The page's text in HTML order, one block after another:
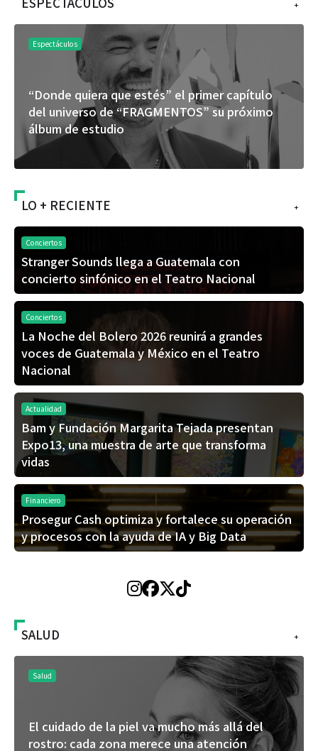
+
Espectáculos
“Donde quiera que estés” el primer capítulo
del universo de “FRAGMENTOS” su próximo
álbum de estudio
+
LO + RECIENTE
Conciertos
Stranger Sounds llega a Guatemala con
concierto sinfónico en el Teatro Nacional
Conciertos
La Noche del Bolero 2026 reunirá a grandes
voces de Guatemala y México en el Teatro
Nacional
Actualidad
Bam y Fundación Margarita Tejada presentan
Expo13, una muestra de arte que transforma
vidas
Financiero
Prosegur Cash optimiza y fortalece su operación
y procesos con la ayuda de IA y Big Data
+
SALUD
Salud
El cuidado de la piel va mucho más allá del
rostro: cada zona merece una atención